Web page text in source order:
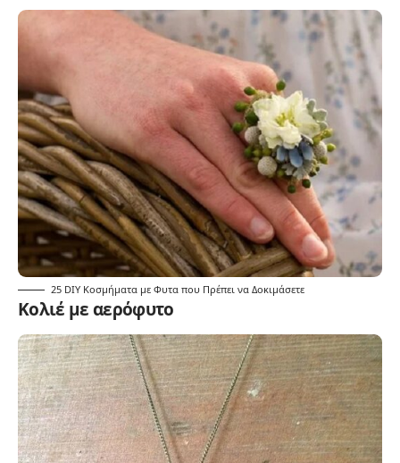
25 DIY Κοσμήματα με Φυτα που Πρέπει να Δοκιμάσετε
Κολιέ με αερόφυτο